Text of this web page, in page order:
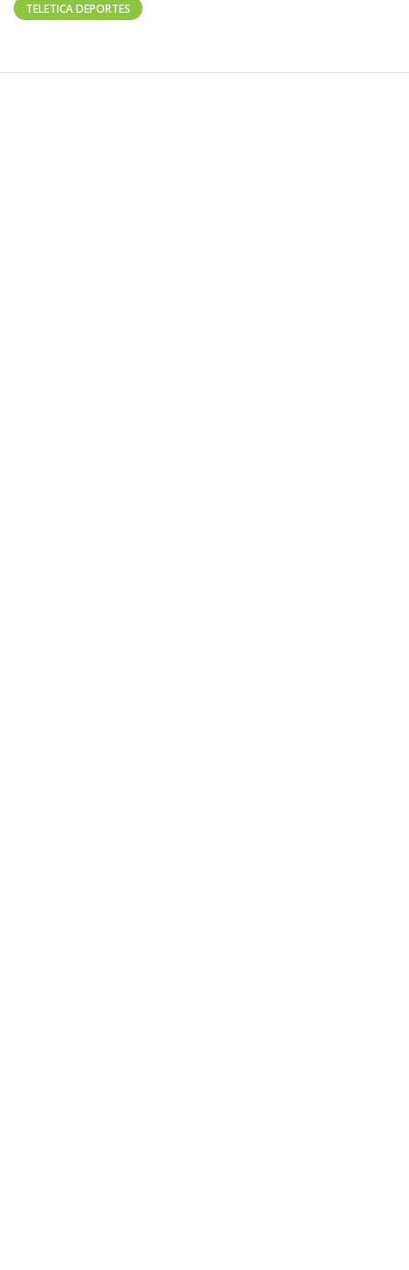
TELETICA DEPORTES